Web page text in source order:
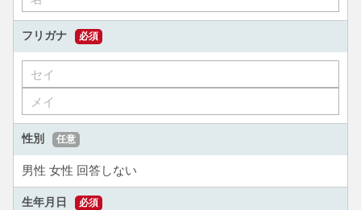
フリガナ 必須
性別 任意
男性 女性 回答しない
生年月日 必須